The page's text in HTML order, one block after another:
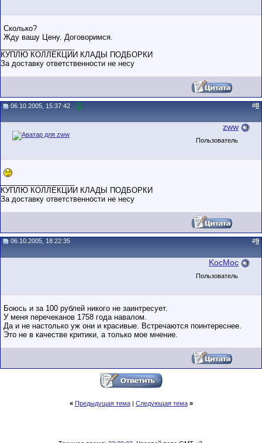
Сколько?
Жду вашу Цену. Договоримся.
КУПЛЮ КОЛЛЕКЦИИ КЛАДЫ ПОДБОРКИ
За доставку ответственности не несу
06.10.2005, 15:37:42 #8
zww
Пользователь
КУПЛЮ КОЛЛЕКЦИИ КЛАДЫ ПОДБОРКИ
За доставку ответственности не несу
06.10.2005, 18:22:35 #9
KocMoc
Пользователь
Боюсь и за 100 рублей никого не заинтресует.
У меня перечеканов 1758 года навалом.
Да и не настолько уж они и красивые. Встречаются поинтереснее.
Это не в качестве критики, а только мое мнение.
« Предыдущая тема| Следующая тема »